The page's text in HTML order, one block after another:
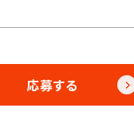
応募する